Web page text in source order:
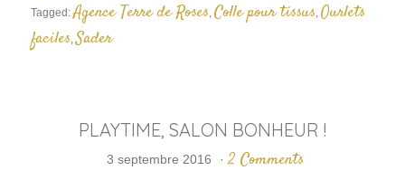
Tagged:Agence Terre de Roses,Colle pour tissus,Ourlets
faciles,Sader
PLAYTIME, SALON BONHEUR !
3 septembre 2016 · 2 Comments